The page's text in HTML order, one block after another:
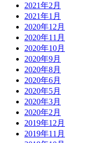
2021年2月
2021年1月
2020年12月
2020年11月
2020年10月
2020年9月
2020年8月
2020年6月
2020年5月
2020年3月
2020年2月
2019年12月
2019年11月